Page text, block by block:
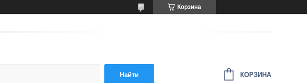
Корзина
Найти КОРЗИНА